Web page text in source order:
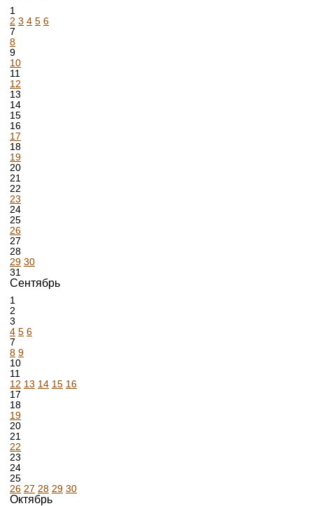
1
2 3 4 5 6
7
8
9
10
11
12
13
14
15
16
17
18
19
20
21
22
23
24
25
26
27
28
29 30
31
Сентябрь
1
2
3
4 5 6
7
8 9
10
11
12 13 14 15 16
17
18
19
20
21
22
23
24
25
26 27 28 29 30
Октябрь